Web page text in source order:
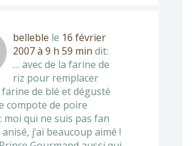
belleble le 16 février
2007 à 9 h 59 min dit:
… avec de la farine de
riz pour remplacer
de blé et dégusté
compote de poire
moi qui ne suis pas fan
j’ai beaucoup aimé !